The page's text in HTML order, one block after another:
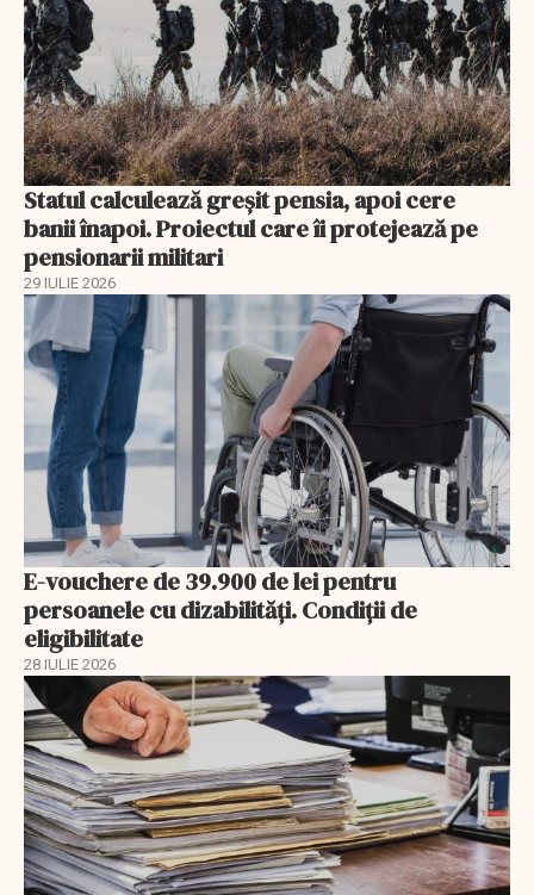
Statul calculează greșit pensia, apoi cere
banii înapoi. Proiectul care îi protejează pe
pensionarii militari
29 IULIE 2026
E-vouchere de 39.900 de lei pentru
persoanele cu dizabilități. Condiții de
eligibilitate
28 IULIE 2026